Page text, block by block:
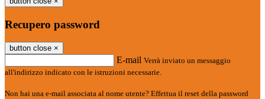
Recupero password
button close ×
E-mail Verrà inviato un messaggio
all'indirizzo indicato con le istruzioni necessarie.
Non hai una e-mail associata al nome utente? Effettua il reset della password